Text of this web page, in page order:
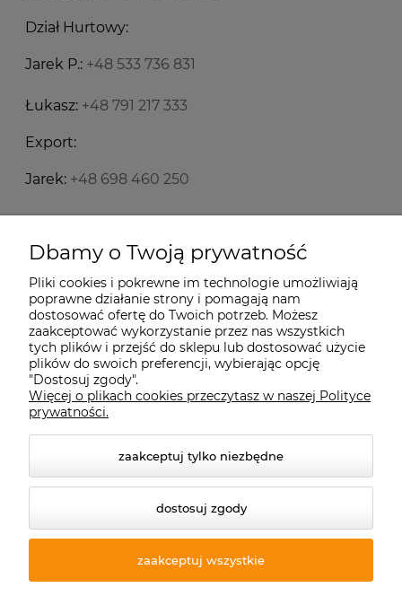
Dział Hurtowy:
Jarek P.: +48 533 736 831
Łukasz: +48 791 217 333
Export:
Jarek: +48 698 460 250
Starecegly.com
Płatności i dostawa
Moje konto
Informacje
© 2026 starecegly.com. Wszelkie prawa zastrzeżone.
Dbamy o Twoją prywatność
Pliki cookies i pokrewne im technologie umożliwiają
poprawne działanie strony i pomagają nam
dostosować ofertę do Twoich potrzeb. Możesz
zaakceptować wykorzystanie przez nas wszystkich
tych plików i przejść do sklepu lub dostosować użycie
plików do swoich preferencji, wybierając opcję
"Dostosuj zgody".
Więcej o plikach cookies przeczytasz w naszej Polityce
prywatności.
zaakceptuj tylko niezbędne
dostosuj zgody
zaakceptuj wszystkie